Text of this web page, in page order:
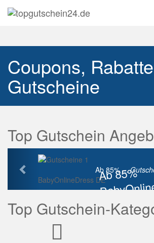
Coupons,
Gutscheine
Top Gutschein
Ab 85%
Rabatt
Ab 85% ...
BabyOnlineDress DE
Vorherige
Top Gutschein-